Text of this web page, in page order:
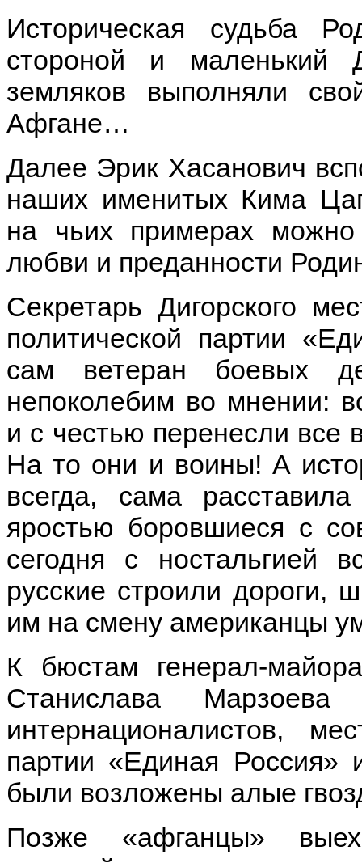
Историческая судьба
стороной и маленький
земляков выполняли
Афгане…
Далее Эрик Хасанович
наших именитых Кима
на чьих примерах можно
любви и преданности
Секретарь Дигорского
политической партии
сам ветеран боевых
непоколебим во мнении:
и с честью перенесли
На то они и воины! А
всегда, сама
яростью боровшиеся с
сегодня с ностальгией
русские строили
им на смену американцы
К бюстам генерал-
Станислава
интернационалистов,
партии «Единая Россия»
были возложены алые
Позже «афганцы»